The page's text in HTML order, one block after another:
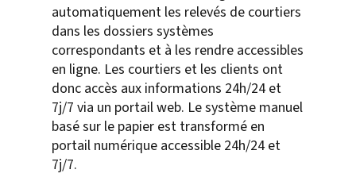
automatiquement les relevés de courtiers
dans les dossiers systèmes
correspondants et à les rendre accessibles
en ligne. Les courtiers et les clients ont
donc accès aux informations 24h/24 et
7j/7 via un portail web. Le système manuel
basé sur le papier est transformé en
portail numérique accessible 24h/24 et
7j/7.